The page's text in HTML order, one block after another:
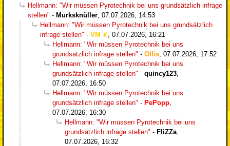
Hellmann: "Wir müssen Pyrotechnik bei uns grundsätzlich infrage
stellen" - Murksknüller 07.07.2026, 14:53
Hellmann: "Wir müssen Pyrotechnik bei uns grundsätzlich
infrage stellen" - VM
07.07.2026, 16:21
Hellmann: "Wir müssen Pyrotechnik bei uns
grundsätzlich infrage stellen" - Ollis 07.07.2026, 17:52
Hellmann: "Wir müssen Pyrotechnik bei uns
grundsätzlich infrage stellen" - quincy123
07.07.2026, 16:50
Hellmann: "Wir müssen Pyrotechnik bei uns
grundsätzlich infrage stellen" - PePopp
07.07.2026, 16:30
Hellmann: "Wir müssen Pyrotechnik bei uns
grundsätzlich infrage stellen" - FliZZa
07.07.2026, 16:32